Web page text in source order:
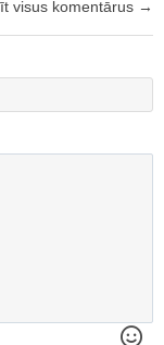
visus komentārus →